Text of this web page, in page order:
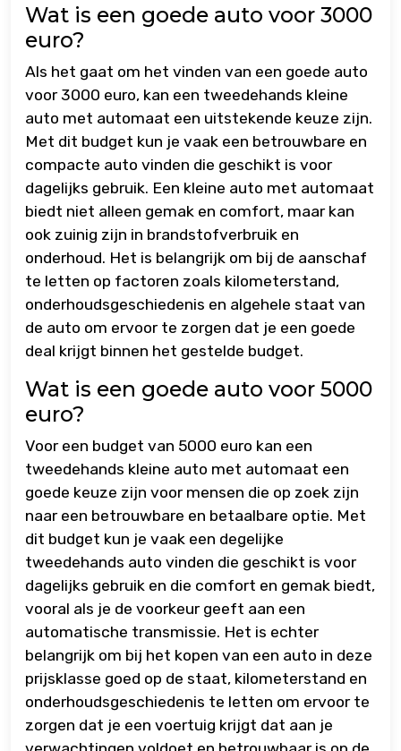
Wat is een goede auto voor 3000
euro?
Als het gaat om het vinden van een goede auto
voor 3000 euro, kan een tweedehands kleine
auto met automaat een uitstekende keuze zijn.
Met dit budget kun je vaak een betrouwbare en
compacte auto vinden die geschikt is voor
dagelijks gebruik. Een kleine auto met automaat
biedt niet alleen gemak en comfort, maar kan
ook zuinig zijn in brandstofverbruik en
onderhoud. Het is belangrijk om bij de aanschaf
te letten op factoren zoals kilometerstand,
onderhoudsgeschiedenis en algehele staat van
de auto om ervoor te zorgen dat je een goede
deal krijgt binnen het gestelde budget.
Wat is een goede auto voor 5000
euro?
Voor een budget van 5000 euro kan een
tweedehands kleine auto met automaat een
goede keuze zijn voor mensen die op zoek zijn
naar een betrouwbare en betaalbare optie. Met
dit budget kun je vaak een degelijke
tweedehands auto vinden die geschikt is voor
dagelijks gebruik en die comfort en gemak biedt,
vooral als je de voorkeur geeft aan een
automatische transmissie. Het is echter
belangrijk om bij het kopen van een auto in deze
prijsklasse goed op de staat, kilometerstand en
onderhoudsgeschiedenis te letten om ervoor te
zorgen dat je een voertuig krijgt dat aan je